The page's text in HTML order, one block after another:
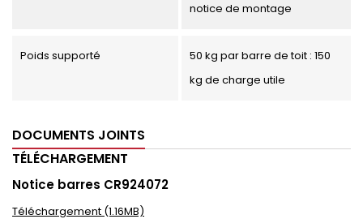
notice de montage
Poids supporté
50 kg par barre de toit : 150
kg de charge utile
DOCUMENTS JOINTS
TÉLÉCHARGEMENT
Notice barres CR924072
Téléchargement (1.16MB)